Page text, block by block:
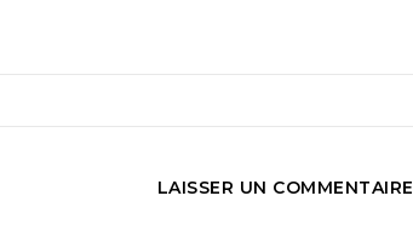
LAISSER UN COMMENTAIRE